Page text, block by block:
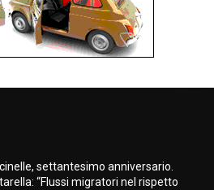
settantesimo anniversario.
“Flussi migratori nel rispetto